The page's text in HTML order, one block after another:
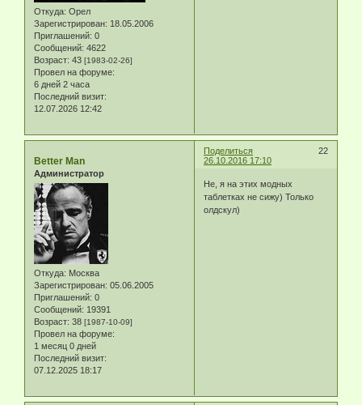
Откуда: Орел
Зарегистрирован: 18.05.2006
Приглашений: 0
Сообщений: 4622
Возраст: 43 [1983-02-26]
Провел на форуме:
6 дней 2 часа
Последний визит:
12.07.2026 12:42
Поделиться
22
26.10.2016 17:10
Better Man
Администратор
Откуда: Москва
Зарегистрирован: 05.06.2005
Приглашений: 0
Сообщений: 19391
Возраст: 38 [1987-10-09]
Провел на форуме:
1 месяц 0 дней
Последний визит:
07.12.2025 18:17
Не, я на этих модных
таблетках не сижу) Только
олдскул)